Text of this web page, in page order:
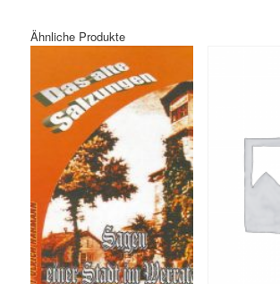
Ähnliche Produkte